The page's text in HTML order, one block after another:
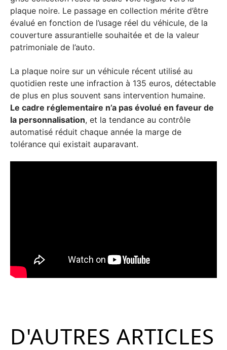
plaque noire. Le passage en collection mérite d’être
évalué en fonction de l’usage réel du véhicule, de la
couverture assurantielle souhaitée et de la valeur
patrimoniale de l’auto.
La plaque noire sur un véhicule récent utilisé au
quotidien reste une infraction à 135 euros, détectable
de plus en plus souvent sans intervention humaine.
Le cadre réglementaire n’a pas évolué en faveur de
la personnalisation, et la tendance au contrôle
automatisé réduit chaque année la marge de
tolérance qui existait auparavant.
D'AUTRES ARTICLES